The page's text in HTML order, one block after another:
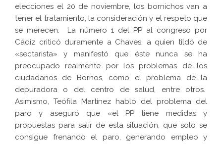
elecciones el 20 de noviembre, los bornichos van a
tener el tratamiento, la consideración y el respeto que
se merecen. La número 1 del PP al congreso por
Cádiz criticó duramente a Chaves, a quien tildó de
«sectarista» y manifestó que éste nunca se ha
preocupado realmente por los problemas de los
ciudadanos de Bornos, como el problema de la
depuradora o del centro de salud, entre otros.
Asimismo, Teófila Martínez habló del problema del
paro y aseguró que «el PP tiene medidas y
propuestas para salir de esta situación, que solo se
consigue frenando el paro, generando empleo y